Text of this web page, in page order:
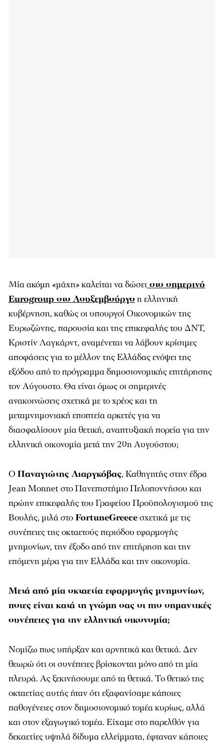
Μία ακόμη «μάχη» καλείται να δώσει στο σημερινό
Eurogroup στο Λουξεμβούργο η ελληνική
κυβέρνηση, καθώς οι υπουργοί Οικονομικών της
Ευρωζώνης, παρουσία και της επικεφαλής του ΔΝΤ,
Κριστίν Λαγκάρντ, αναμένεται να λάβουν κρίσιμες
αποφάσεις για το μέλλον της Ελλάδας ενόψει της
εξόδου από το πρόγραμμα δημοσιονομικής επιτήρησης
τον Αύγουστο. Θα είναι όμως οι σημερινές
ανακοινώσεις σχετικά με το χρέος και τη
μεταμνημονιακή εποπτεία αρκετές για να
διασφαλίσουν μία θετική, αναπτυξιακή πορεία για την
ελληνική οικονομία μετά την 20η Αυγούστου;
Ο Παναγιώτης Λιαργκόβας, Καθηγητής στην έδρα
Jean Monnet στο Πανεπιστήμιο Πελοποννήσου και
πρώην επικεφαλής του Γραφείου Προϋπολογισμού της
Βουλής, μιλά στο FortuneGreeceσχετικά με τις
συνέπειες της οκταετούς περιόδου εφαρμογής
μνημονίων, την έξοδο από την επιτήρηση και την
επόμενη μέρα για την Ελλάδα και την οικονομία.
Mετά από μία οκταετία εφαρμογής μνημονίων,
ποιες είναι κατά τη γνώμη σας οι πιο σημαντικές
συνέπειες για την ελληνική οικονομία;
Νομίζω πως υπήρξαν και αρνητικά και θετικά. Δεν
θεωρώ ότι οι συνέπειες βρίσκονται μόνο από τη μία
πλευρά. Ας ξεκινήσουμε από τα θετικά. Το θετικό της
οκταετίας αυτής ήταν ότι εξαφανίσαμε κάποιες
παθογένειες στον δημοσιονομικό τομέα κυρίως, αλλά
και στον εξαγωγικό τομέα. Είχαμε στο παρελθόν για
δεκαετίες υψηλά δίδυμα ελλείμματα, έφταναν κάποιες